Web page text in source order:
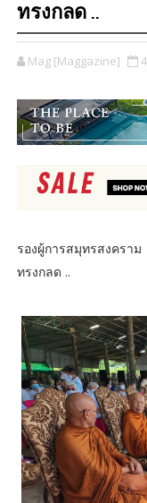
ทรงกลด ..
Mag [Maggazine]
รองผู้การสมุทรสงครา
ทรงกลด ..